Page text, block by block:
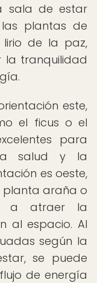
sala de estar
plantas de
de la paz,
la tranquilidad
este,
el ficus o el
para
la salud y la
es oeste,
planta araña o
a atraer la
al espacio. Al
según la
se puede
de energía